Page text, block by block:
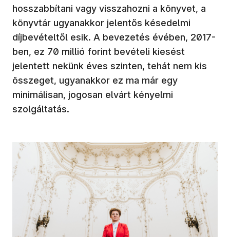
hosszabbítani vagy visszahozni a könyvet, a
könyvtár ugyanakkor jelentős késedelmi
díjbevételtől esik. A bevezetés évében, 2017-
ben, ez 70 millió forint bevételi kiesést
jelentett nekünk éves szinten, tehát nem kis
összeget, ugyanakkor ez ma már egy
minimálisan, jogosan elvárt kényelmi
szolgáltatás.